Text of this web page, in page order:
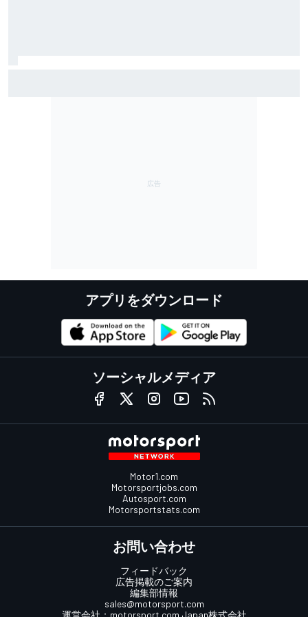
アプリをダウンロード
ソーシャルメディア
Motor1.com
Motorsportjobs.com
Autosport.com
Motorsportstats.com
お問い合わせ
フィードバック
広告掲載のご案内
編集部情報
sales@motorsport.com
運営会社： motorsport.com Japan株式会社